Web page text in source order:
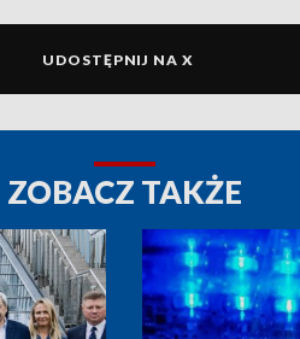
UDOSTĘPNIJ NA X
ZOBACZ TAKŻE